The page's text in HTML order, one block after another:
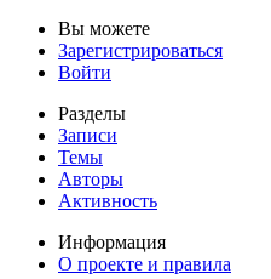
Вы можете
Зарегистрироваться
Войти
Разделы
Записи
Темы
Авторы
Активность
Информация
О проекте и правила